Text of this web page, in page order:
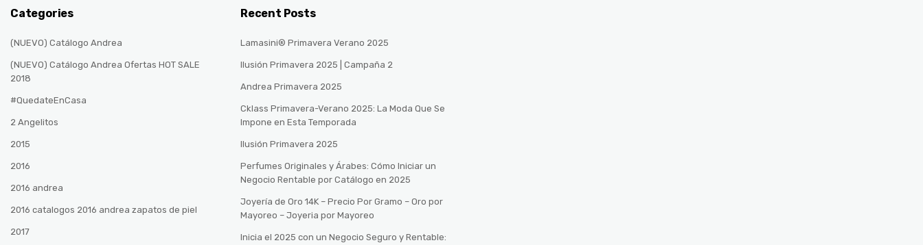
Categories
(NUEVO) Catálogo Andrea
(NUEVO) Catálogo Andrea Ofertas HOT SALE
2018
#QuedateEnCasa
2 Angelitos
2015
2016
2016 andrea
2016 catalogos 2016 andrea zapatos de piel
2017
Recent Posts
Lamasini® Primavera Verano 2025
Ilusión Primavera 2025 | Campaña 2
Andrea Primavera 2025
Cklass Primavera-Verano 2025: La Moda Que Se
Impone en Esta Temporada
Ilusión Primavera 2025
Perfumes Originales y Árabes: Cómo Iniciar un
Negocio Rentable por Catálogo en 2025
Joyería de Oro 14K – Precio Por Gramo – Oro por
Mayoreo – Joyeria por Mayoreo
Inicia el 2025 con un Negocio Seguro y Rentable: